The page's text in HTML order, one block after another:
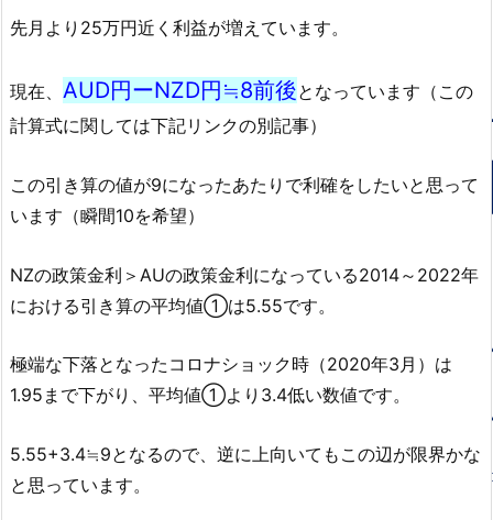
先月より25万円近く利益が増えています。
現在、 AUD円ーNZD円≒8前後となっています（この
計算式に関しては下記リンクの別記事）
この引き算の値が9になったあたりで利確をしたいと思って
います（瞬間10を希望）
NZの政策金利＞AUの政策金利になっている2014～2022年
における引き算の平均値①は5.55です。
極端な下落となったコロナショック時（2020年3月）は
1.95まで下がり、平均値①より3.4低い数値です。
5.55+3.4≒9となるので、逆に上向いてもこの辺が限界かな
と思っています。